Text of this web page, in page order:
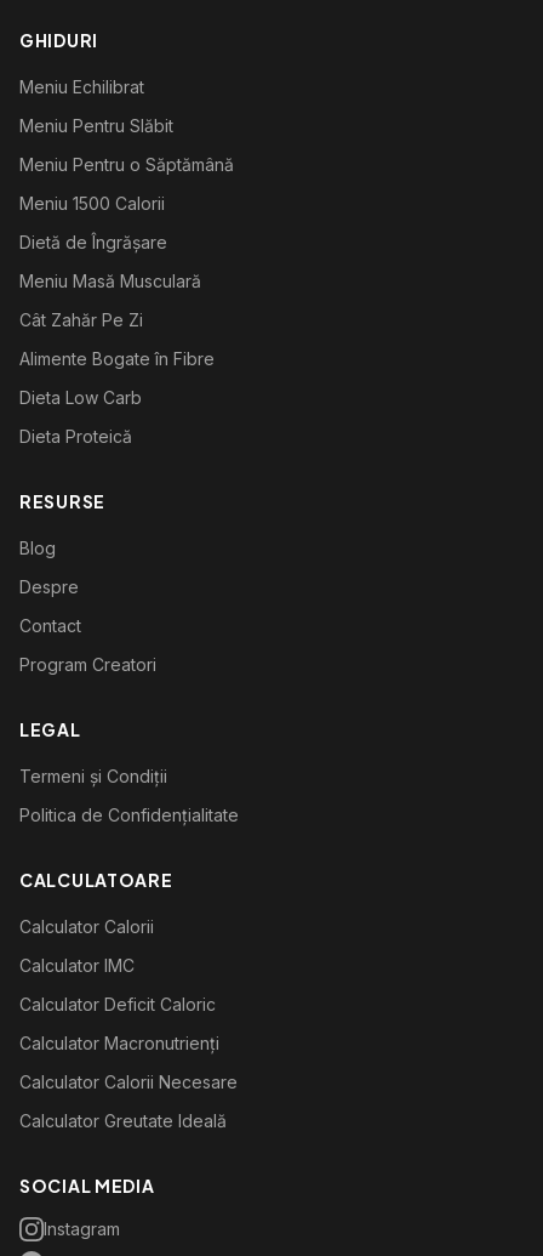
GHIDURI
Meniu Echilibrat
Meniu Pentru Slăbit
Meniu Pentru o Săptămână
Meniu 1500 Calorii
Dietă de Îngrășare
Meniu Masă Musculară
Cât Zahăr Pe Zi
Alimente Bogate în Fibre
Dieta Low Carb
Dieta Proteică
RESURSE
Blog
Despre
Contact
Program Creatori
LEGAL
Termeni și Condiții
Politica de Confidențialitate
CALCULATOARE
Calculator Calorii
Calculator IMC
Calculator Deficit Caloric
Calculator Macronutrienți
Calculator Calorii Necesare
Calculator Greutate Ideală
SOCIAL MEDIA
Instagram